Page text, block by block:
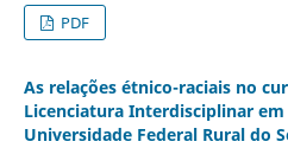
PDF
As relações étnico-raciais no
Licenciatura Interdisciplinar em
Universidade Federal Rural do